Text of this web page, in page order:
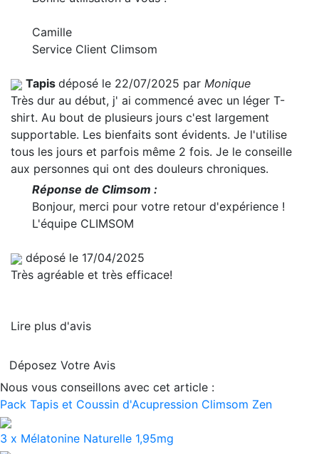
Camille
Service Client Climsom
Tapis déposé le 22/07/2025 par Monique
Très dur au début, j' ai commencé avec un léger T-
shirt. Au bout de plusieurs jours c'est largement
supportable. Les bienfaits sont évidents. Je l'utilise
tous les jours et parfois même 2 fois. Je le conseille
aux personnes qui ont des douleurs chroniques.
Réponse de Climsom :
Bonjour, merci pour votre retour d'expérience !
L'équipe CLIMSOM
déposé le 17/04/2025
Très agréable et très efficace!
Lire plus d'avis
Déposez Votre Avis
Nous vous conseillons avec cet article :
Pack Tapis et Coussin d'Acupression Climsom Zen
3 x Mélatonine Naturelle 1,95mg